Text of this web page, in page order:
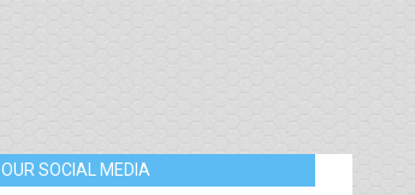
OUR SOCIAL MEDIA